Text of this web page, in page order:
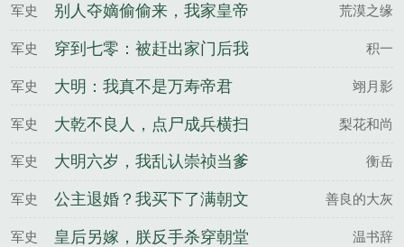
军史
别人夺嫡偷偷来，我家皇帝
下圣旨
荒漠之缘
军史
穿到七零：被赶出家门后我
存款过亿
积一
军史 大明：我真不是万寿帝君 翊月影
军史
大乾不良人，点尸成兵横扫
天下
梨花和尚
军史 大明六岁，我乱认崇祯当爹 衡岳
军史
公主退婚？我买下了满朝文
武
善良的大灰
军史 皇后另嫁，朕反手杀穿朝堂 温书辞